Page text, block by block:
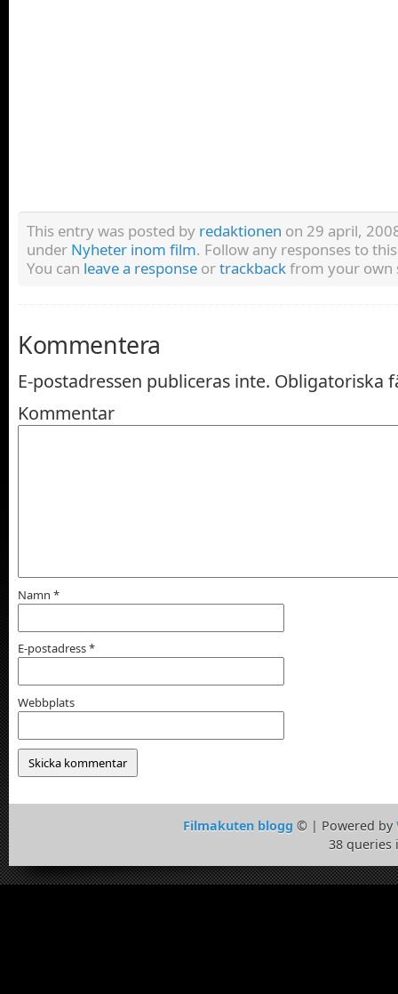
This entry was posted by redaktionen on 29 april,
under Nyheter inom film. Follow any responses to
You can leave a response ortrackbackfrom your own
Kommentera
E-postadressen publiceras inte. Obligatoriska
Kommentar
Namn *
E-postadress*
Webbplats
Filmakuten blogg © | Powered by
38 queries